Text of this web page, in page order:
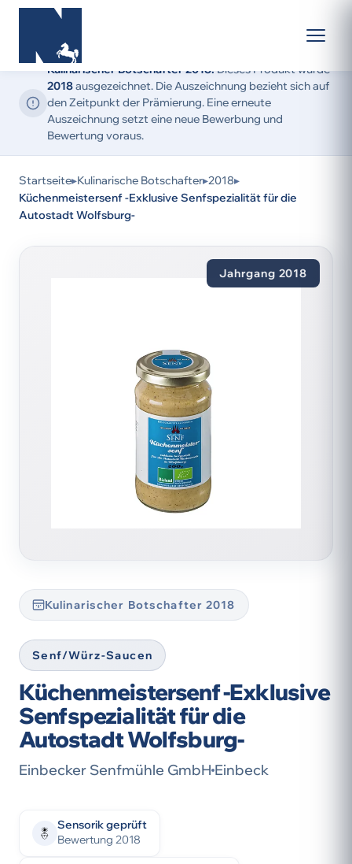
Kulinarischer Botschafter 2018:Dieses Produkt wurde
2018ausgezeichnet. Die Auszeichnung bezieht sich auf
den Zeitpunkt der Prämierung. Eine erneute
Auszeichnung setzt eine neue Bewerbung und
Bewertung voraus.
Startseite▸Kulinarische Botschafter▸2018▸
Küchenmeistersenf -Exklusive Senfspezialität für die
Autostadt Wolfsburg-
Jahrgang 2018
Kulinarischer Botschafter 2018
Senf/Würz-Saucen
Küchenmeistersenf -Exklusive
Senfspezialität für die
Autostadt Wolfsburg-
Einbecker Senfmühle GmbH Einbeck
Sensorik geprüft
Bewertung 2018